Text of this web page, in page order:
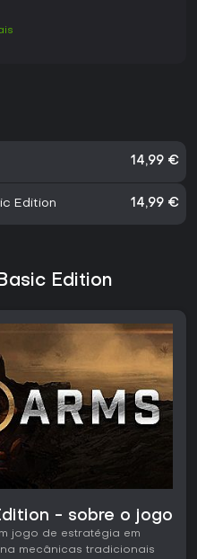
14,99 €
Edition 14,99 €
Edition
- sobre o jogo
jogo de estratégia em
mecânicas tradicionais